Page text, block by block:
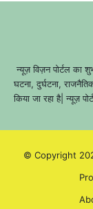
न्यूज़ विज़न पोर्टल का
घटना, दुर्घटना,
किया जा रहा है| न्यूज़
© Copyright